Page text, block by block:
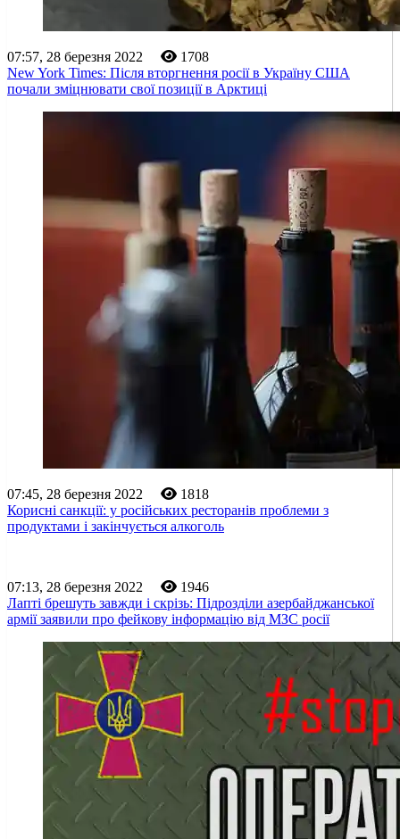
07:57, 28 березня 2022
1708
New York Times: Після вторгнення росії в Україну США
почали зміцнювати свої позиції в Арктиці
07:45, 28 березня 2022
1818
Корисні санкції: у російських ресторанів проблеми з
продуктами і закінчується алкоголь
07:13, 28 березня 2022
1946
Лапті брешуть завжди і скрізь: Підрозділи азербайджанської
армії заявили про фейкову інформацію від МЗС росії